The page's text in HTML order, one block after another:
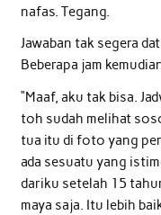
nafas. Tegang.
Jawaban tak segera
Beberapa jam
“Maaf, aku tak bisa.
toh sudah melihat
tua itu di foto yang
ada sesuatu yang
dariku setelah 15
maya saja. Itu lebih